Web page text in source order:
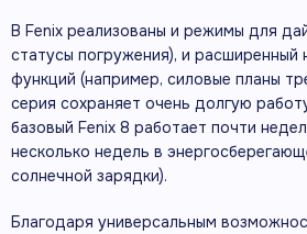
В Fenix реализованы и режимы для
статусы погружения), и расширенный
функций (например, силовые планы
серия сохраняет очень долгую
базовый Fenix 8 работает почти
несколько недель в
солнечной зарядки).
Благодаря универсальным